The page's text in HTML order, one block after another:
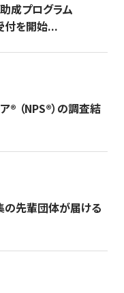
成プログラム
付を開始...
®︎ （NPS®︎）の調査結
の先輩団体が届ける